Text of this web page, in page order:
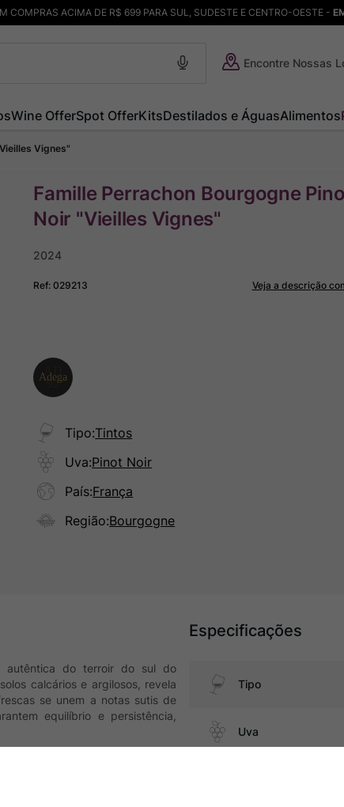
COMPRAS ACIMA DE R$ 699 PARA SUL, SUDESTE E CENTRO-OESTE -
Encontre Nossas
Wine OfferSpot OfferKitsDestilados e ÁguasAlimentos
Vignes"
Famille Perrachon Bourgogne
Noir "Vieilles Vignes"
2024
Ref:029213 Veja a descrição
Tipo:Tintos
Uva:Pinot Noir
País:França
Região:Bourgogne
autêntica do terroir do sul do
calcários e argilosos, revela
se unem a notas sutis de
equilíbrio e persistência,
Especificações
Tipo
Uva